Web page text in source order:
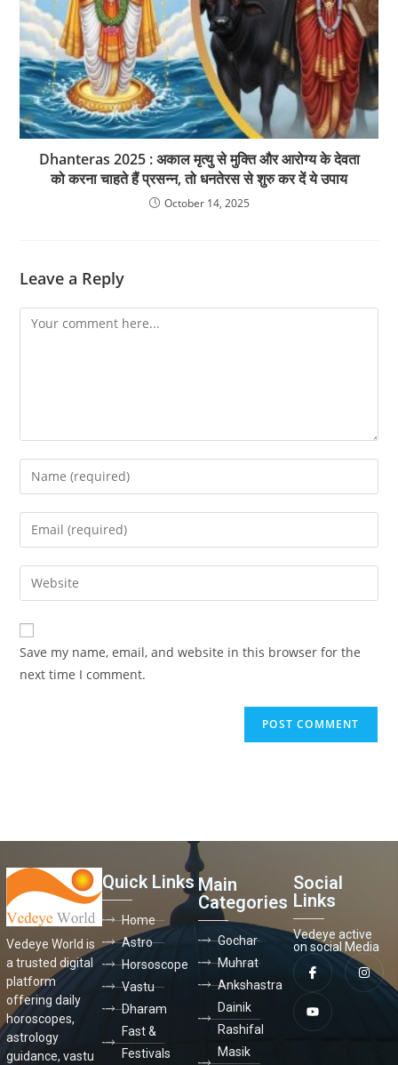
Dhanteras 2025 : अकाल मृत्यु से मुक्ति और आरोग्य के देवता
को करना चाहते हैं प्रसन्न, तो धनतेरस से शुरु कर दें ये उपाय
October 14, 2025
Leave a Reply
Save my name, email, and website in this browser for the
next time I comment.
Vedeye World is
a trusted digital
platform
offering daily
horoscopes,
astrology
guidance, vastu
Quick Links
Home
Astro
Horsoscope
Vastu
Dharam
Fast &
Festivals
Main
Categories
Gochar
Muhrat
Ankshastra
Dainik
Rashifal
Masik
Social
Links
Vedeye active
on social Media